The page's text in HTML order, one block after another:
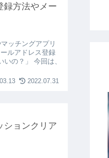
録方法やメー
ッチングアプリ
ルアドレス登録
の？」 今回は、
2022.07.31
ションクリア